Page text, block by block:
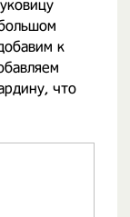
к
что